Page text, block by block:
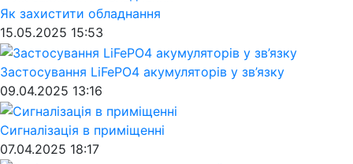
Як захистити обладнання
15.05.2025 15:53
Застосування LiFePO4 акумуляторів у зв’язку
09.04.2025 13:16
Cигналізація в приміщенні
07.04.2025 18:17